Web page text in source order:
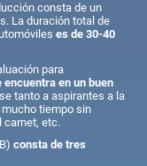
consta de un
La duración total de
es de 30-40
para
en un buen
tanto a aspirantes a la
tiempo sin
carnet, etc.
consta de tres